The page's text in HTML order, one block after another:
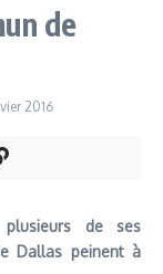
de
2016
de ses
Dallas peinent à